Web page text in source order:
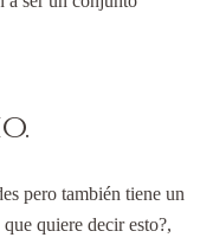
pero también tiene un
quiere decir esto?,